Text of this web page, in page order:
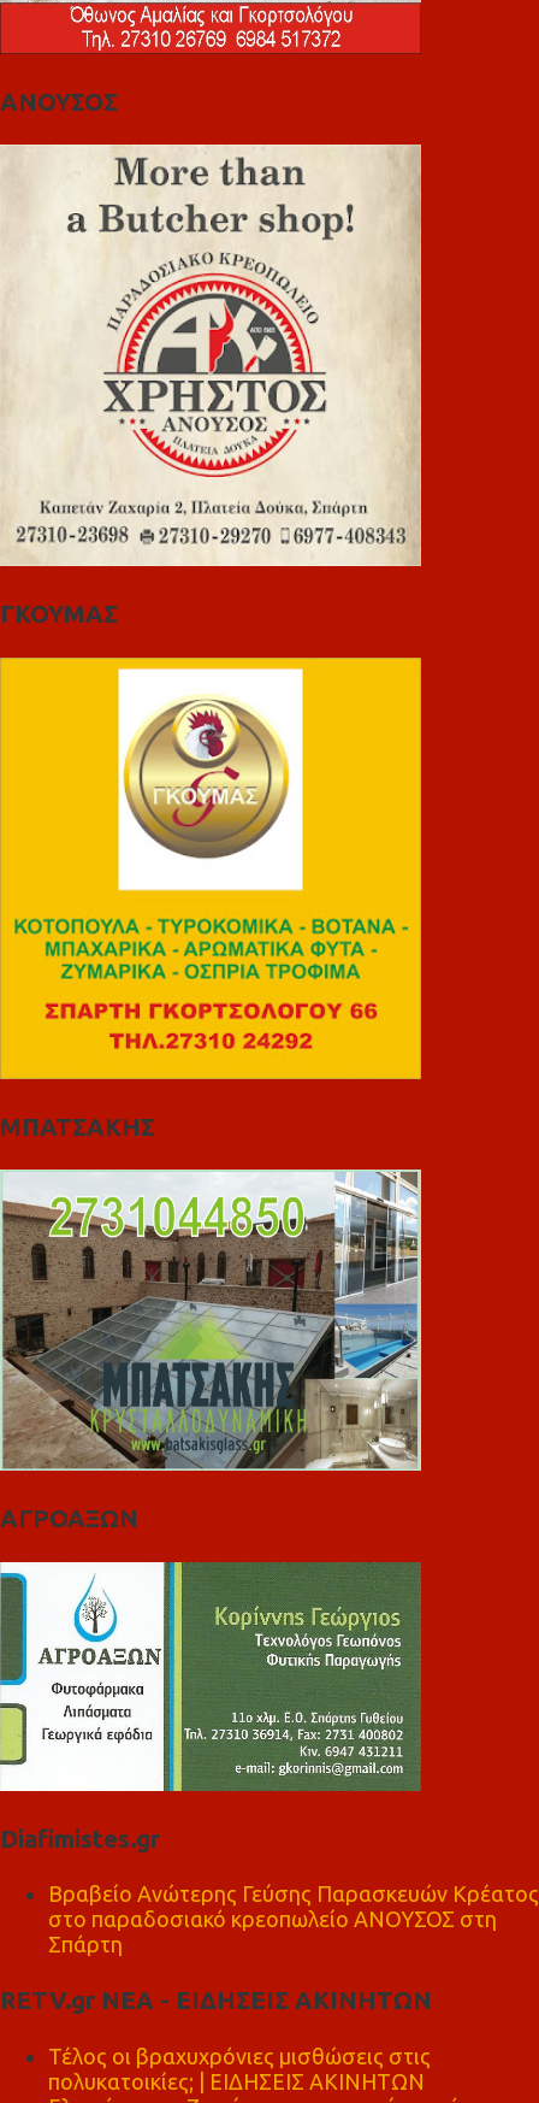
ΑΝΟΥΣΟΣ
ΓΚΟΥΜΑΣ
ΜΠΑΤΣΑΚΗΣ
ΑΓΡΟΑΞΩΝ
Diafimistes.gr
Βραβείο Ανώτερης Γεύσης Παρασκευών Κρέατος
στο παραδοσιακό κρεοπωλείο ΑΝΟΥΣΟΣ στη
Σπάρτη
RETV.gr ΝΕΑ - ΕΙΔΗΣΕΙΣ ΑΚΙΝΗΤΩΝ
Τέλος οι βραχυχρόνιες μισθώσεις στις
πολυκατοικίες; | ΕΙΔΗΣΕΙΣ ΑΚΙΝΗΤΩΝ